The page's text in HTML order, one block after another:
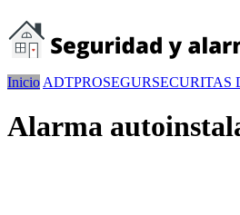
Inicio ADTPROSEGURSECURITAS
Alarma